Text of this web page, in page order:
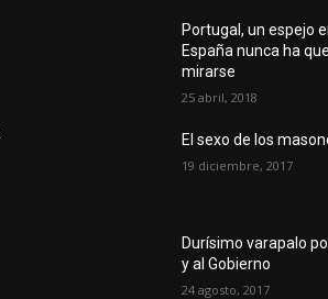
Portugal, un espejo
España nunca ha
mirarse
25 abril, 2018
El sexo de los
19 diciembre, 2017
Durísimo varapalo
y al Gobierno
24 agosto, 2017